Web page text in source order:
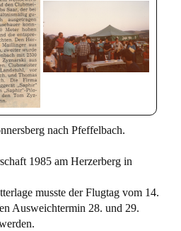
nach Pfeffelbach.
1985 am Herzerberg in
musste der Flugtag vom 14.
Ausweichtermin 28. und 29.